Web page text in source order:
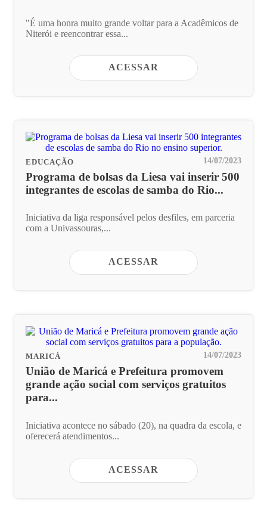
"É uma honra muito grande voltar para a Acadêmicos de
Niterói e reencontrar essa...
ACESSAR
EDUCAÇÃO 14/07/2023
Programa de bolsas da Liesa vai inserir 500
integrantes de escolas de samba do Rio...
Iniciativa da liga responsável pelos desfiles, em parceria
com a Univassouras,...
ACESSAR
MARICÁ 14/07/2023
União de Maricá e Prefeitura promovem
grande ação social com serviços gratuitos
para...
Iniciativa acontece no sábado (20), na quadra da escola, e
oferecerá atendimentos...
ACESSAR